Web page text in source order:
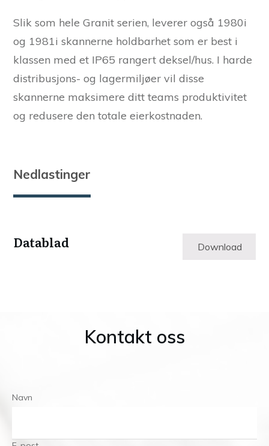
Slik som hele Granit serien, leverer også 1980i
og 1981i skannerne holdbarhet som er best i
klassen med et IP65 rangert deksel/hus. I harde
distribusjons- og lagermiljøer vil disse
skannerne maksimere ditt teams produktivitet
og redusere den totale eierkostnaden.
Nedlastinger
Datablad Download
Kontakt oss
Navn